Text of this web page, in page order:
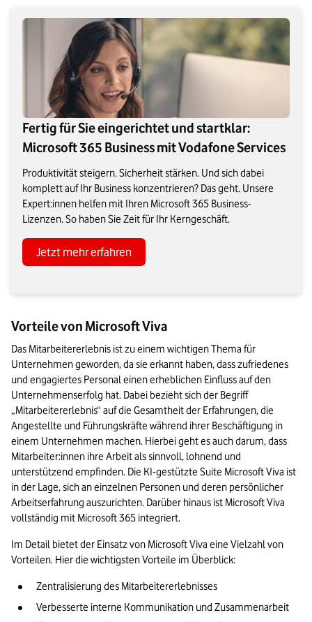
Fertig für Sie eingerichtet und startklar:
Microsoft 365 Business mit Vodafone Services
Produktivität steigern. Sicherheit stärken. Und sich dabei
komplett auf Ihr Business konzentrieren? Das geht. Unsere
Expert:innen helfen mit Ihren Microsoft 365 Business-
Lizenzen. So haben Sie Zeit für Ihr Kerngeschäft.
Jetzt mehr erfahren
Vorteile von Microsoft Viva
Das Mitarbeitererlebnis ist zu einem wichtigen Thema für
Unternehmen geworden, da sie erkannt haben, dass zufriedenes
und engagiertes Personal einen erheblichen Einfluss auf den
Unternehmenserfolg hat. Dabei bezieht sich der Begriff
„Mitarbeitererlebnis“ auf die Gesamtheit der Erfahrungen, die
Angestellte und Führungskräfte während ihrer Beschäftigung in
einem Unternehmen machen. Hierbei geht es auch darum, dass
Mitarbeiter:innen ihre Arbeit als sinnvoll, lohnend und
unterstützend empfinden. Die KI-gestützte Suite Microsoft Viva ist
in der Lage, sich an einzelnen Personen und deren persönlicher
Arbeitserfahrung auszurichten. Darüber hinaus ist Microsoft Viva
vollständig mit Microsoft 365 integriert.
Im Detail bietet der Einsatz von Microsoft Viva eine Vielzahl von
Vorteilen. Hier die wichtigsten Vorteile im Überblick:
Zentralisierung des Mitarbeitererlebnisses
Verbesserte interne Kommunikation und Zusammenarbeit